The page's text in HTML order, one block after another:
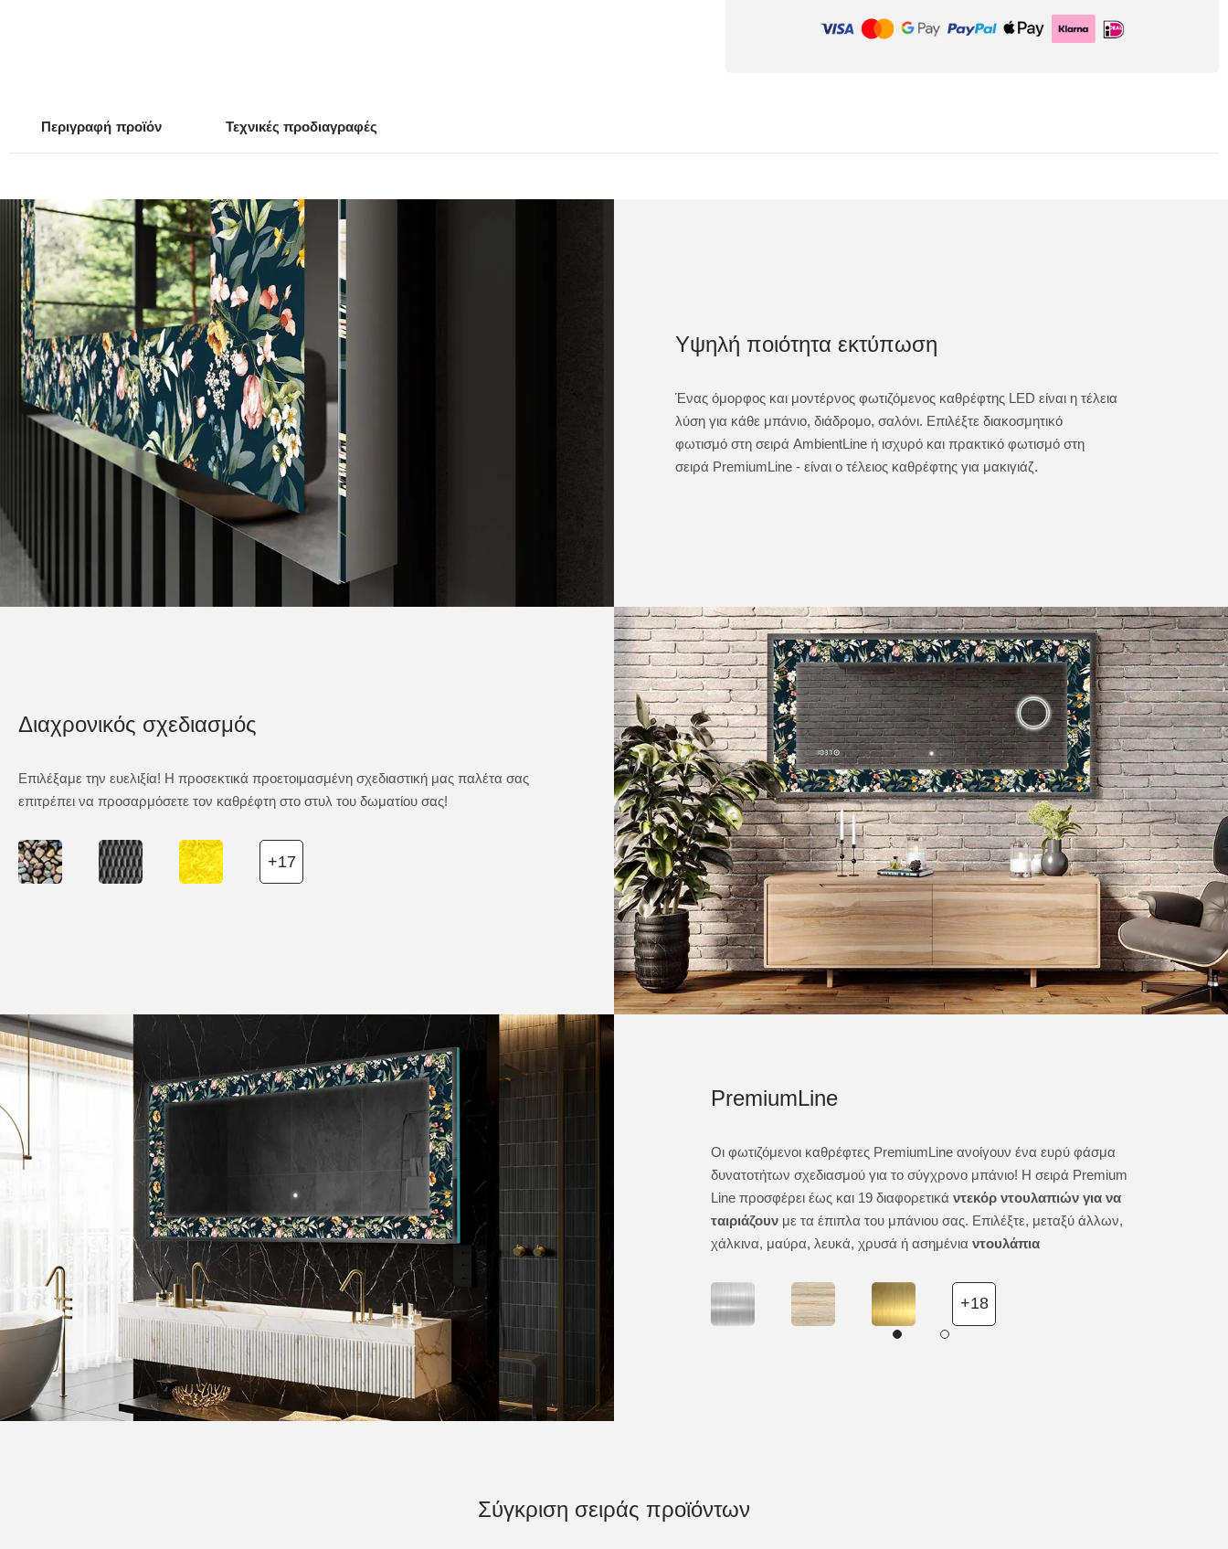
Περιγραφή προϊόν Τεχνικές προδιαγραφές
Υψηλή ποιότητα εκτύπωση
Ένας όμορφος και μοντέρνος φωτιζόμενος καθρέφτης LED είναι η τέλεια
λύση για κάθε μπάνιο, διάδρομο, σαλόνι. Επιλέξτε διακοσμητικό
φωτισμό στη σειρά AmbientLine ή ισχυρό και πρακτικό φωτισμό στη
σειρά PremiumLine - είναι ο τέλειος καθρέφτης για μακιγιάζ.
Διαχρονικός σχεδιασμός
Επιλέξαμε την ευελιξία! Η προσεκτικά προετοιμασμένη σχεδιαστική μας παλέτα σας
επιτρέπει να προσαρμόσετε τον καθρέφτη στο στυλ του δωματίου σας!
+17
PremiumLine ανοίγουν ένα ευρύ φάσμα
για το σύγχρονο μπάνιο! Η σειρά Premium
ντεκόρ ντουλαπιών για να
του μπάνιου σας. Επιλέξτε, μεταξύ άλλων,
χρυσά ή ασημένια ντουλάπια
+18
AmbientLine
Ο ορθογώνιος καθρέφτης μπάνιου LED AmbientLine είναι ένας
συνδυασμός μοντέρνου σχεδιασμού και κομψότητας. Ο
διακοσμητικός οπίσθιος φωτισμός στον τετράγωνο καθρέφτη είναι
ιδανικός τόσο για μεγάλα όσο και για μικρότερα δωμάτια. Η δέσμη
φωτός στα προϊόντα Ambient Line είναι διακριτική και διάχυτη,
πέφτοντας στον τοίχο στον οποίο είναι κρεμασμένος ο καθρέφτης.
PremiumLine
Οι φωτιζόμενοι καθρέφτες PremiumLine ανοίγουν ένα ευρύ φάσμα
δυνατοτήτων σχεδιασμού για το σύγχρονο μπάνιο! Η σειρά Premium
Line προσφέρει έως και 19 διαφορετικά ντεκόρ ντουλαπιών για να
ταιριάζουν με τα έπιπλα του μπάνιου σας. Επιλέξτε, μεταξύ άλλων,
χάλκινα, μαύρα, λευκά, χρυσά ή ασημένια ντουλάπια
+18
Σύγκριση σειράς προϊόντων